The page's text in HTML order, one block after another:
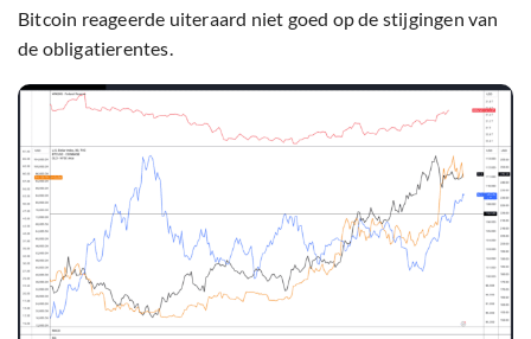
Bitcoin reageerde uiteraard niet goed op de stijgingen van
de obligatierentes.